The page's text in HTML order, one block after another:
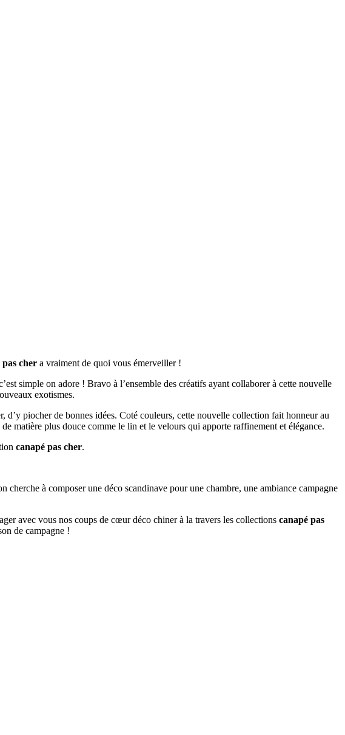
pas cher a vraiment de quoi vous émerveiller !
simple on adore ! Bravo à l’ensemble des créatifs ayant collaborer à cette nouvelle
exotismes.
piocher de bonnes idées. Coté couleurs, cette nouvelle collection fait honneur au
matière plus douce comme le lin et le velours qui apporte raffinement et élégance.
canapé pas cher.
à composer une déco scandinave pour une chambre, une ambiance campagne
avec vous nos coups de cœur déco chiner à la travers les collections canapé pas
de campagne !